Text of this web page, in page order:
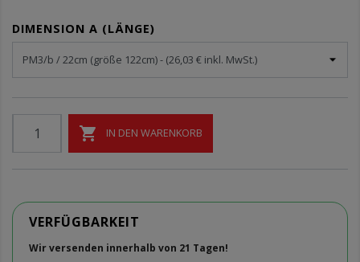
DIMENSION A (LÄNGE)
 IN DEN WARENKORB
VERFÜGBARKEIT
Wir versenden innerhalb von 21 Tagen!